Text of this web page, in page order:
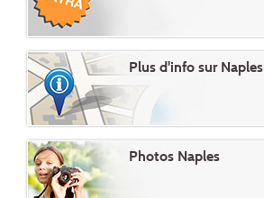
Plus d'info sur Naples
Photos Naples